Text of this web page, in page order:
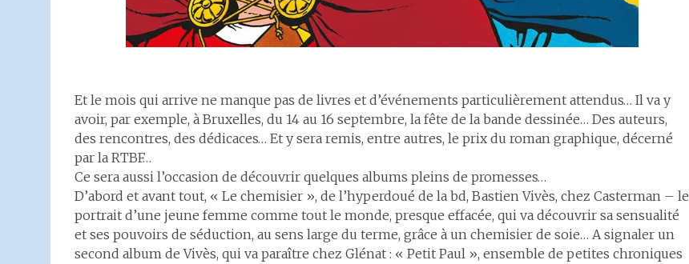
Et le mois qui arrive ne manque pas de livres et d’événements particulièrement attendus… Il va y
avoir, par exemple, à Bruxelles, du 14 au 16 septembre, la fête de la bande dessinée… Des auteurs,
des rencontres, des dédicaces… Et y sera remis, entre autres, le prix du roman graphique, décerné
par la RTBF…
Ce sera aussi l’occasion de découvrir quelques albums pleins de promesses…
D’abord et avant tout, « Le chemisier », de l’hyperdoué de la bd, Bastien Vivès, chez Casterman – le
portrait d’une jeune femme comme tout le monde, presque effacée, qui va découvrir sa sensualité
et ses pouvoirs de séduction, au sens large du terme, grâce à un chemisier de soie… A signaler un
second album de Vivès, qui va paraître chez Glénat : « Petit Paul », ensemble de petites chroniques